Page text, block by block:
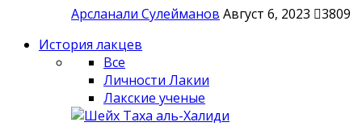
Арсланали Сулейманов Август 6, 2023
3809
История лакцев
Все
Личности Лакии
Лакские ученые